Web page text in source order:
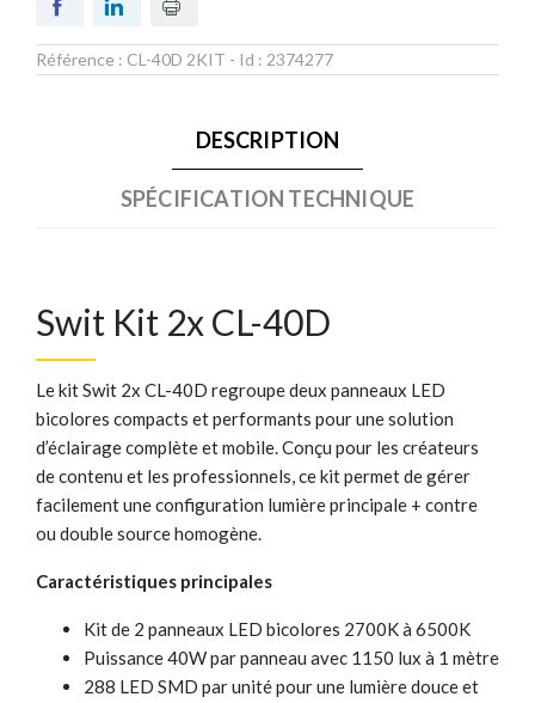
Référence : CL-40D 2KIT - Id : 2374277
DESCRIPTION
SPÉCIFICATION TECHNIQUE
Swit Kit 2x CL-40D
Le kit Swit 2x CL-40D regroupe deux panneaux LED
bicolores compacts et performants pour une solution
d’éclairage complète et mobile. Conçu pour les créateurs
de contenu et les professionnels, ce kit permet de gérer
facilement une configuration lumière principale + contre
ou double source homogène.
Caractéristiques principales
Kit de 2 panneaux LED bicolores 2700K à 6500K
Puissance 40W par panneau avec 1150 lux à 1 mètre
288 LED SMD par unité pour une lumière douce et